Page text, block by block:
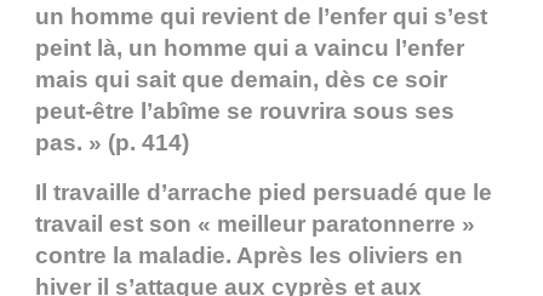
un homme qui revient de l’enfer qui s’est
peint là, un homme qui a vaincu l’enfer
mais qui sait que demain, dès ce soir
peut-être l’abîme se rouvrira sous ses
pas. » (p. 414)
Il travaille d’arrache pied persuadé que le
travail est son « meilleur paratonnerre »
contre la maladie. Après les oliviers en
hiver il s’attaque aux cyprès et aux